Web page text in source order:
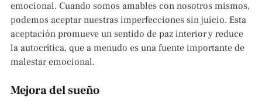
emocional. Cuando somos amables con nosotros mismos,
podemos aceptar nuestras imperfecciones sin juicio. Esta
aceptación promueve un sentido de paz interior y reduce
la autocrítica, que a menudo es una fuente importante de
malestar emocional.
Mejora del sueño